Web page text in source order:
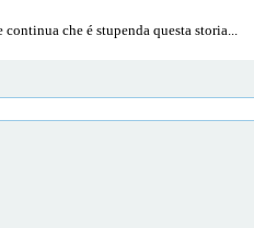
che é stupenda questa storia...